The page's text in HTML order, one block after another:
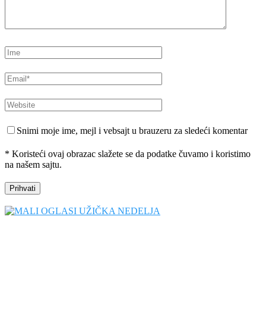
Snimi moje ime, mejl i vebsajt u brauzeru za sledeći komentar
* Koristeći ovaj obrazac slažete se da podatke čuvamo i koristimo
na našem sajtu.